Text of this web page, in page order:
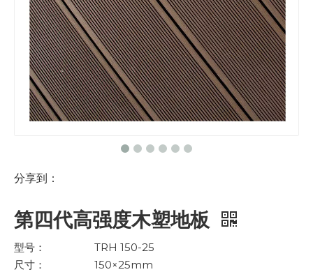
分享到：
第四代高强度木塑地板
型号：
TRH 150-25
尺寸：
150×25mm